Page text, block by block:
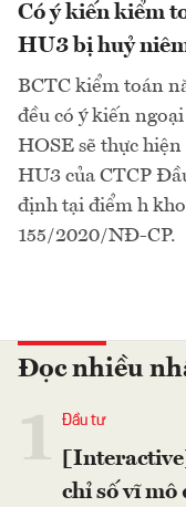
Có ý kiến kiểm
HU3 bị huỷ
BCTC kiểm toán
đều có ý kiến
HOSE sẽ thực
HU3 của CTCP
định tại điểm h
155/2020/NĐ-CP.
Đọc nhiều
Đầu tư
chỉ số vĩ